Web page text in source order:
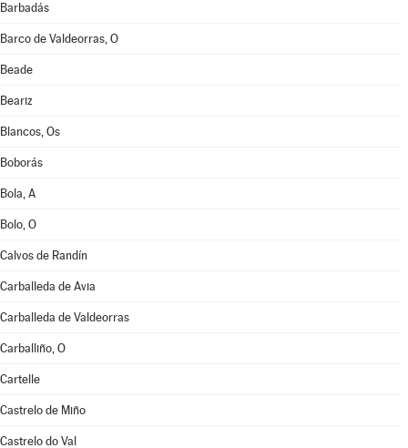
Barbadás
Barco de Valdeorras, O
Beade
Beariz
Blancos, Os
Boborás
Bola, A
Bolo, O
Calvos de Randín
Carballeda de Avia
Carballeda de Valdeorras
Carballiño, O
Cartelle
Castrelo de Miño
Castrelo do Val